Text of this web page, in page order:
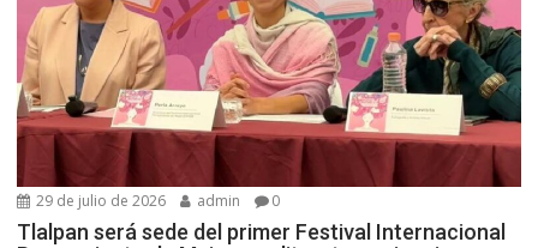
29 de julio de 2026 admin 0
Tlalpan será sede del primer Festival Internacional